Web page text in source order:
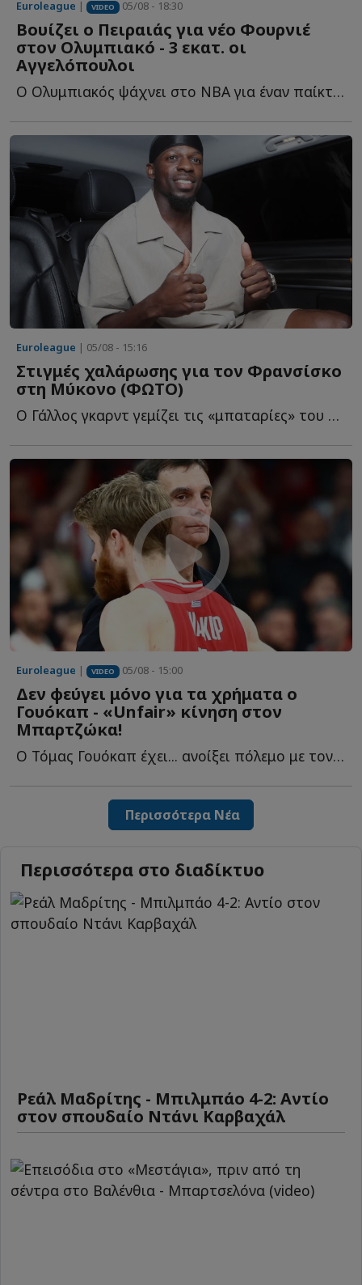
Euroleague | VIDEO 05/08 - 18:30
Βουίζει ο Πειραιάς για νέο Φουρνιέ
στον Ολυμπιακό - 3 εκατ. οι
Αγγελόπουλοι
Ο Ολυμπιακός ψάχνει στο NBA για έναν παίκτη που θα... κουμπώσει σ...
Euroleague | 05/08 - 15:16
Στιγμές χαλάρωσης για τον Φρανσίσκο
στη Μύκονο (ΦΩΤΟ)
Ο Γάλλος γκαρντ γεμίζει τις «μπαταρίες» του στο «νησί τ...
Euroleague | VIDEO 05/08 - 15:00
Δεν φεύγει μόνο για τα χρήματα ο
Γουόκαπ - «Unfair» κίνηση στον
Μπαρτζώκα!
Ο Τόμας Γουόκαπ έχει... ανοίξει πόλεμο με τον Ολυμπιακό κ...
Περισσότερα Νέα
Περισσότερα στο διαδίκτυο
Ρεάλ Μαδρίτης - Μπιλμπάο 4-2: Αντίο
στον σπουδαίο Ντάνι Καρβαχάλ